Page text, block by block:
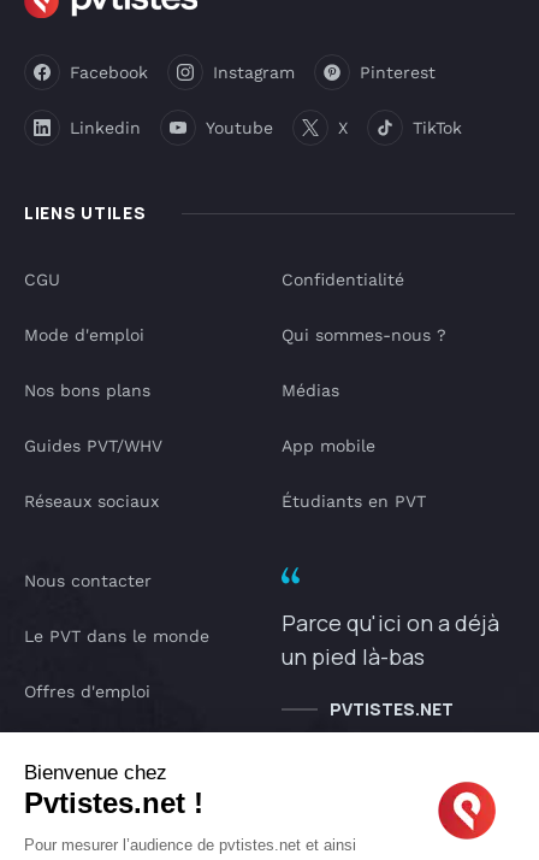
LIENS UTILES
Facebook Instagram Pinterest
Linkedin Youtube X TikTok
CGU
Mode d'emploi
Nos bons plans
Guides PVT/WHV
Réseaux sociaux
Confidentialité
Qui sommes-nous ?
Médias
App mobile
Étudiants en PVT
Nous contacter
Le PVT dans le monde
Offres d'emploi
IA pvtistes
Parce qu'ici on a déjà
un pied là-bas
PVTISTES.NET
Bienvenue chez
Pvtistes.net !
Pour mesurer l’audience de pvtistes.net et ainsi